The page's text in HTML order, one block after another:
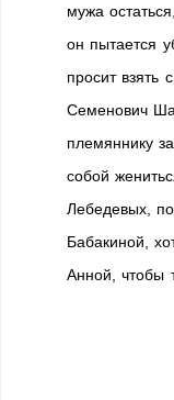
мужа
он пытается
просит взять
Семенович
племяннику
собой
Лебедевых,
Бабакиной,
Анной, чтобы